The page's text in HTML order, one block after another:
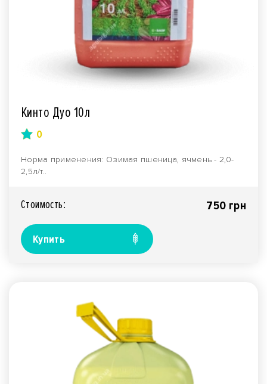
Кинто Дуо 10л
0
Норма применения: Озимая пшеница, ячмень - 2,0-
2,5л/т..
Стоимость: 750 грн
Купить